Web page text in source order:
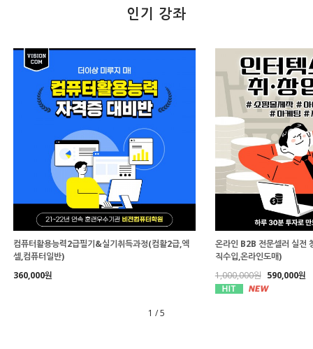
인기 강좌
컴퓨터활용능력2급필기&실기취득과정(컴활2급,엑
셀,컴퓨터일반)
360,000원
온라인 B2B 전문셀러 실전
직수입,온라인도매)
1,000,000원 590,000원
1 /5